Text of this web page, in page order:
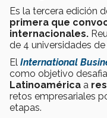
Es la tercera edición
primera que
internacionales.
de 4 universidades
El International
como objetivo
Latinoamérica a
retos empresariales
etapas.